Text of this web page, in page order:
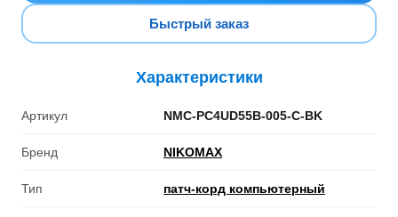
Быстрый заказ
Характеристики
Артикул NMC-PC4UD55B-005-C-BK
Бренд NIKOMAX
Тип патч-корд компьютерный